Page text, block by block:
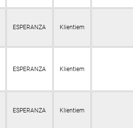
ESPERANZA Klientiem
ESPERANZA Klientiem
ESPERANZA Klientiem